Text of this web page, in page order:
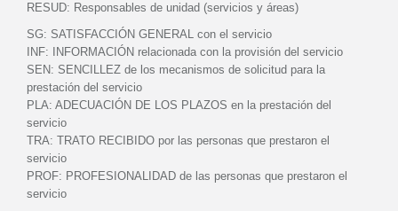
RESUD: Responsables de unidad (servicios y áreas)
SG: SATISFACCIÓN GENERAL con el servicio
INF:
INFORMACIÓN relacionada con la provisión del servicio
SEN: SENCILLEZ de los mecanismos de solicitud para la
prestación del servicio
PLA: ADECUACIÓN DE LOS PLAZOS en la prestación del
servicio
TRA: TRATO RECIBIDO por las personas que prestaron el
servicio
PROF: PROFESIONALIDAD de las personas que prestaron el
servicio